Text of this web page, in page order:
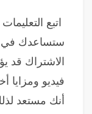
اتبع
ستساعدك في
الاشتراك قد
فيديو ومزايا
أنك مستعد